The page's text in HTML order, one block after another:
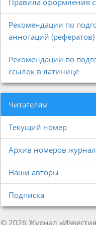
Правила оформления
Рекомендации по
аннотаций (рефератов)
Рекомендации по
ссылок в латинице
Читателям
Текущий номер
Архив номеров
Наши авторы
Подписка
© 2026 Журнал